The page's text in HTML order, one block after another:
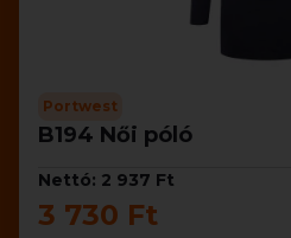
Portwest
B194 Női póló
Nettó: 2 937 Ft
3 730 Ft